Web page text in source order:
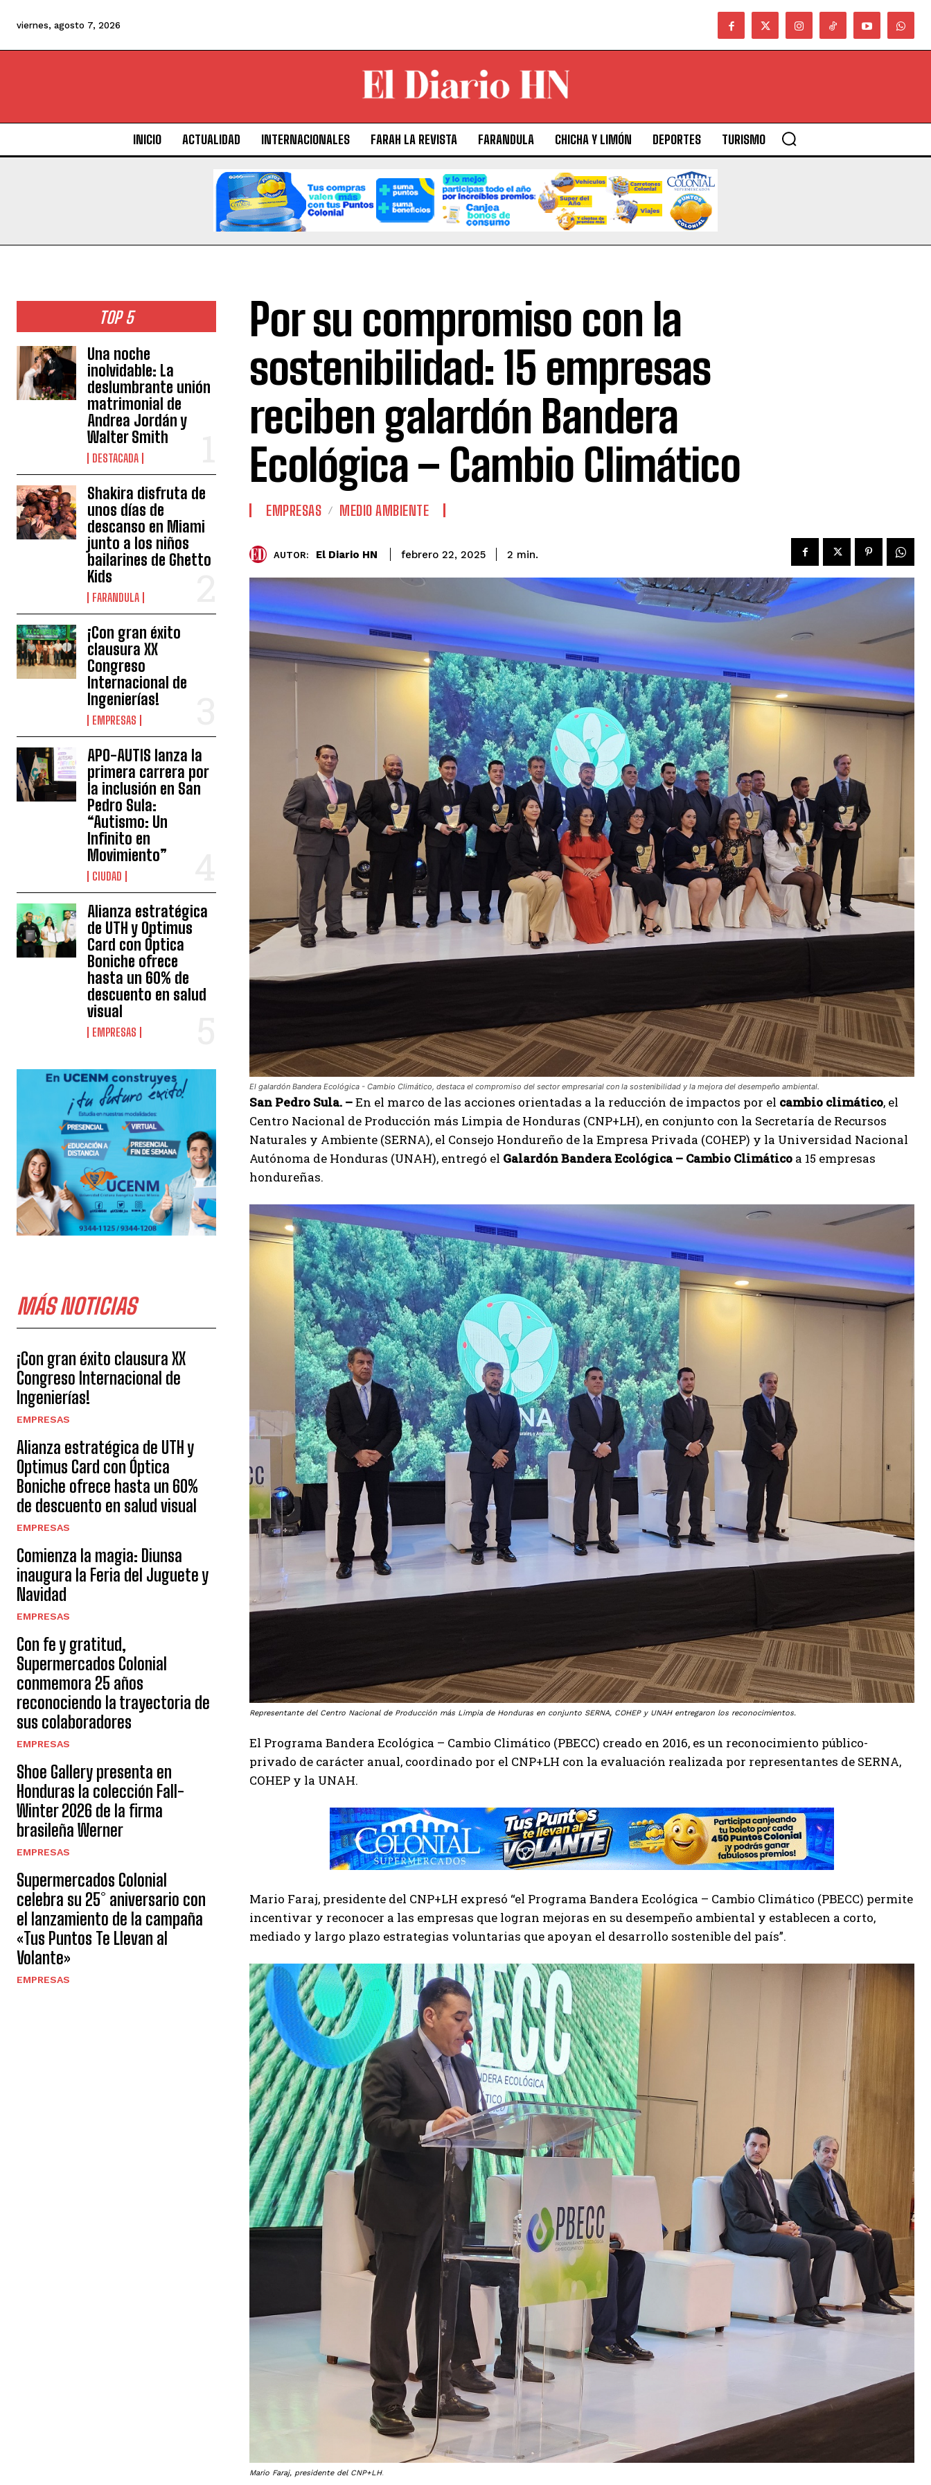
viernes, agosto 7, 2026
INICIO ACTUALIDAD INTERNACIONALES FARAH LA REVISTA FARANDULA CHICHA Y LIMÓN DEPORTES TURISMO
TOP 5
Una noche
inolvidable: La
deslumbrante unión
matrimonial de
Andrea Jordán y
Walter Smith
DESTACADA
Shakira disfruta de
unos días de
descanso en Miami
junto a los niños
bailarines de Ghetto
Kids
FARANDULA
¡Con gran éxito
clausura XX
Congreso
Internacional de
Ingenierías!
EMPRESAS
APO-AUTIS lanza la
primera carrera por
la inclusión en San
Pedro Sula:
“Autismo: Un
Infinito en
Movimiento”
CIUDAD
Alianza estratégica
de UTH y Optimus
Card con Óptica
Boniche ofrece
hasta un 60% de
descuento en salud
visual
EMPRESAS
MÁS NOTICIAS
¡Con gran éxito clausura XX
Congreso Internacional de
Ingenierías!
EMPRESAS
Alianza estratégica de UTH y
Optimus Card con Óptica
Boniche ofrece hasta un 60%
de descuento en salud visual
EMPRESAS
Comienza la magia: Diunsa
inaugura la Feria del Juguete y
Navidad
EMPRESAS
Con fe y gratitud,
Supermercados Colonial
conmemora 25 años
reconociendo la trayectoria de
sus colaboradores
EMPRESAS
Shoe Gallery presenta en
Honduras la colección Fall-
Winter 2026 de la firma
brasileña Werner
EMPRESAS
Supermercados Colonial
celebra su 25° aniversario con
el lanzamiento de la campaña
«Tus Puntos Te Llevan al
Volante»
EMPRESAS
Por su compromiso con la
sostenibilidad: 15 empresas
reciben galardón Bandera
Ecológica – Cambio Climático
EMPRESAS MEDIO AMBIENTE
AUTOR: El Diario HN febrero 22, 2025 2 min.
El galardón Bandera Ecológica - Cambio Climático, destaca el compromiso del sector empresarial con la sostenibilidad y la mejora del desempeño ambiental.
San Pedro Sula. –En el marco de las acciones orientadas a la reducción de impactos por el cambio climático, el
Centro Nacional de Producción más Limpia de Honduras (CNP+LH), en conjunto con la Secretaría de Recursos
Naturales y Ambiente (SERNA), el Consejo Hondureño de la Empresa Privada (COHEP) y la Universidad Nacional
Autónoma de Honduras (UNAH), entregó el Galardón Bandera Ecológica – Cambio Climático a 15 empresas
hondureñas.
Representante del Centro Nacional de Producción más Limpia de Honduras en conjunto SERNA, COHEP y UNAH entregaron los reconocimientos.
El Programa Bandera Ecológica – Cambio Climático (PBECC) creado en 2016, es un reconocimiento público-
privado de carácter anual, coordinado por el CNP+LH con la evaluación realizada por representantes de SERNA,
COHEP y la UNAH.
Mario Faraj, presidente del CNP+LH expresó “el Programa Bandera Ecológica – Cambio Climático (PBECC) permite
incentivar y reconocer a las empresas que logran mejoras en su desempeño ambiental y establecen a corto,
mediado y largo plazo estrategias voluntarias que apoyan el desarrollo sostenible del país”.
Mario Faraj, presidente del CNP+LH.